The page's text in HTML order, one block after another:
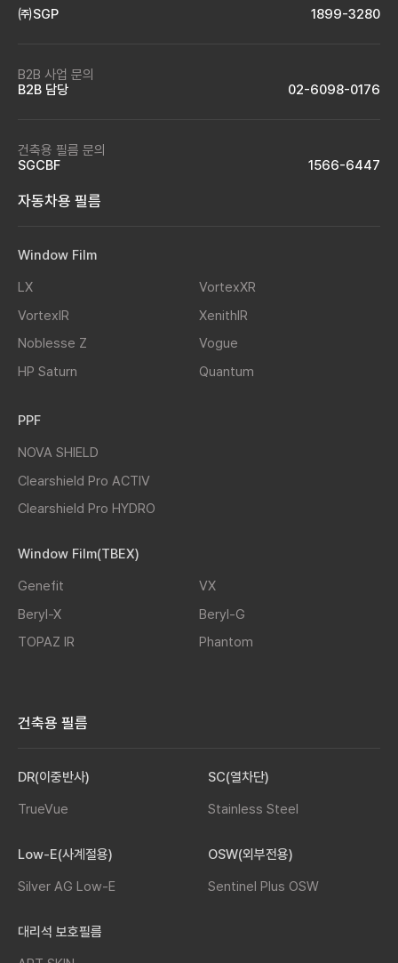
㈜SGP
1899-3280
B2B 사업 문의
B2B 담당
02-6098-0176
건축용 필름 문의
SGCBF
1566-6447
자동차용 필름
Window Film
LX
VortexXR
VortexIR
XenithIR
Noblesse Z
Vogue
HP Saturn
Quantum
PPF
NOVA SHIELD
Clearshield Pro ACTIV
Clearshield Pro HYDRO
Window Film(TBEX)
Genefit
VX
Beryl-X
Beryl-G
TOPAZ IR
Phantom
건축용 필름
DR(이중반사)
TrueVue
SC(열차단)
Stainless Steel
Low-E(사계절용)
Silver AG Low-E
OSW(외부전용)
Sentinel Plus OSW
대리석 보호필름